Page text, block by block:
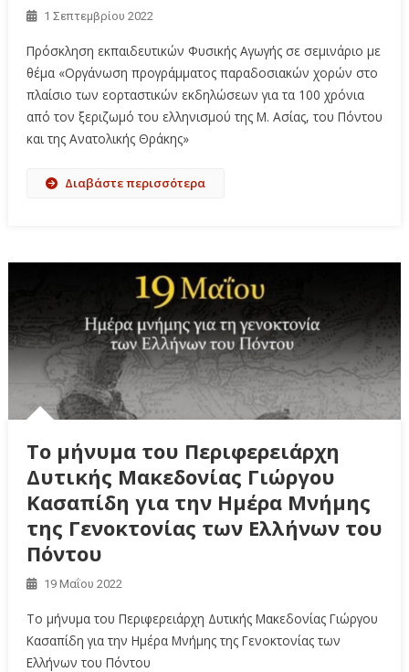
1 Σεπτεμβρίου 2022
Πρόσκληση εκπαιδευτικών Φυσικής Αγωγής σε σεμινάριο με
θέμα «Οργάνωση προγράμματος παραδοσιακών χορών στο
πλαίσιο των εορταστικών εκδηλώσεων για τα 100 χρόνια
από τον ξεριζωμό του ελληνισμού της Μ. Ασίας, του Πόντου
και της Ανατολικής Θράκης»
Διαβάστε περισσότερα
Το μήνυμα του Περιφερειάρχη
Δυτικής Μακεδονίας Γιώργου
Κασαπίδη για την Ημέρα Μνήμης
της Γενοκτονίας των Ελλήνων του
Πόντου
19 Μαΐου 2022
Το μήνυμα του Περιφερειάρχη Δυτικής Μακεδονίας Γιώργου
Κασαπίδη για την Ημέρα Μνήμης της Γενοκτονίας των
Ελλήνων του Πόντου